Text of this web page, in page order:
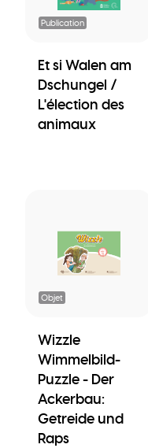
Publication
Et si Walen am
Dschungel /
L'élection des
animaux
Objet
Wizzle
Wimmelbild-
Puzzle - Der
Ackerbau:
Getreide und
Raps